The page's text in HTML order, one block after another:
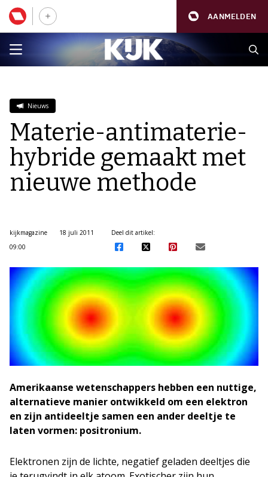
AANMELDEN
Nieuws
Materie-antimaterie-
hybride gemaakt met
nieuwe methode
kijkmagazine
18 juli 2011
09:00
Deel dit artikel:
Amerikaanse wetenschappers hebben een nuttige,
alternatieve manier ontwikkeld om een elektron
en zijn antideeltje samen een ander deeltje te
laten vormen: positronium.
Elektronen zijn de lichte, negatief geladen deeltjes die